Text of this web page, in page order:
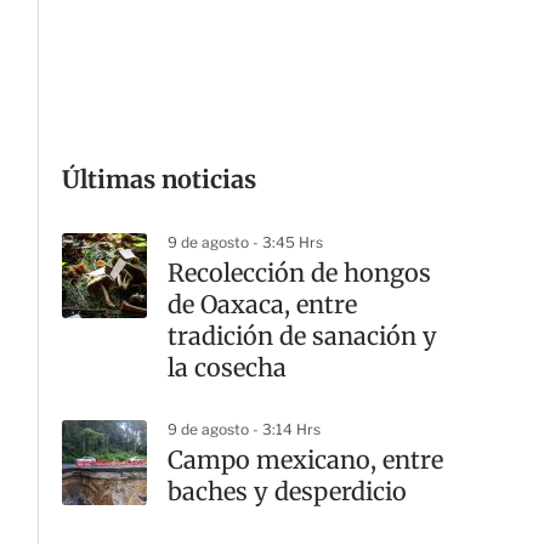
Últimas noticias
9 de agosto - 3:45 Hrs
Recolección de hongos
de Oaxaca, entre
tradición de sanación y
la cosecha
9 de agosto - 3:14 Hrs
Campo mexicano, entre
baches y desperdicio